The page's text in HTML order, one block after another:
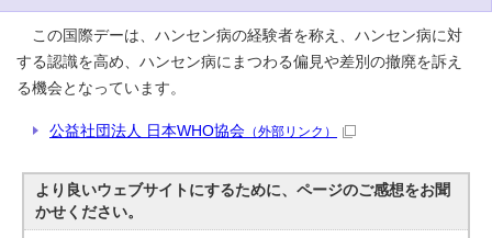
この国際デーは、ハンセン病の経験者を称え、ハンセン病に対
する認識を高め、ハンセン病にまつわる偏見や差別の撤廃を訴え
る機会となっています。
公益社団法人 日本WHO協会 （外部リンク）
より良いウェブサイトにするために、ページのご感想をお聞
かせください。